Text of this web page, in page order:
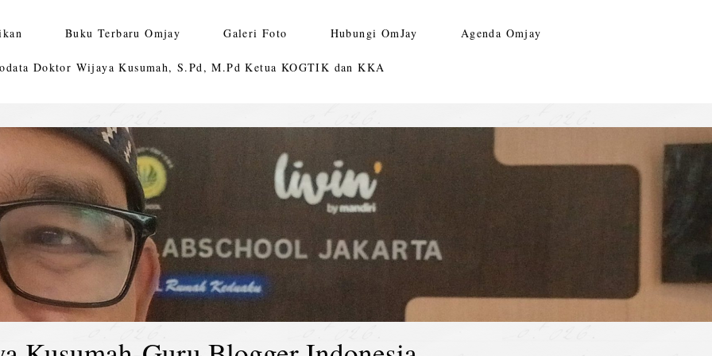
Buku Terbaru Omjay Galeri Foto Hubungi OmJay Agenda Omjay
Doktor Wijaya Kusumah, S.Pd, M.Pd Ketua KOGTIK dan KKA